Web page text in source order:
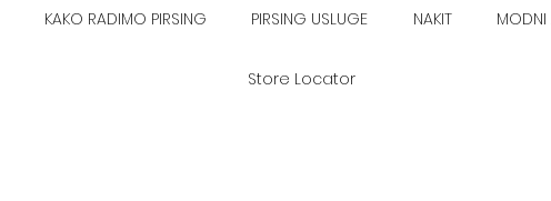
KAKO RADIMO PIRSING PIRSING USLUGE NAKIT MODNI
Store Locator